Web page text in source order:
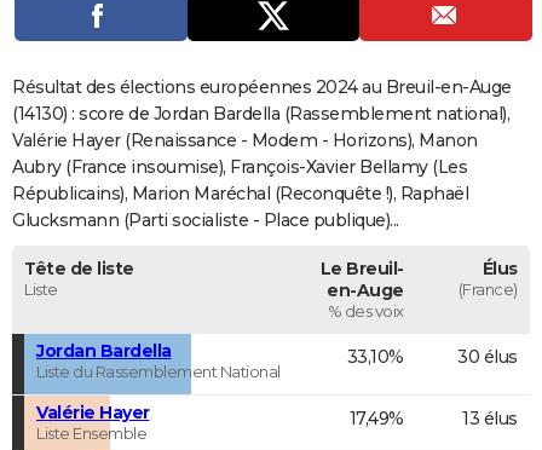
Dictionnaire
Biographies
Expressions
Proverbes
PROGRAMME TV
S'inscrire
Se connecter
Lycées
Collèges
Primaires
Universités
Entreprises
Service militaire
Avis de recherche
AVIS DE DÉCÈS
FORUM
Bricolage
Lifestyle
Culture
SportAuto
Television
Voyage
Cinema
Résultat des élections européennes 2024 au Breuil-en-Auge
(14130) : score de Jordan Bardella (Rassemblement national),
Valérie Hayer (Renaissance - Modem - Horizons), Manon
Aubry (France insoumise), François-Xavier Bellamy (Les
Républicains), Marion Maréchal (Reconquête !), Raphaël
Glucksmann (Parti socialiste - Place publique)...
Tête de liste
Liste
Le Breuil-
en-Auge
% des voix
Élus
(France)
Jordan Bardella
Liste du Rassemblement National
33,10% 30 élus
Valérie Hayer
Liste Ensemble
17,49% 13 élus